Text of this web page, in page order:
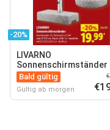
-20%
LIVARNO
Sonnenschirmständer
Bald gültig
Gültig ab morgen